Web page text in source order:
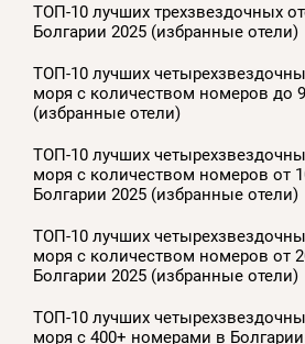
ТОП-10 лучших трехзвездочных
Болгарии 2025 (избранные отели)
ТОП-10 лучших
моря с количеством номеров до
(избранные отели)
ТОП-10 лучших
моря с количеством номеров от
Болгарии 2025 (избранные отели)
ТОП-10 лучших
моря с количеством номеров от
Болгарии 2025 (избранные отели)
ТОП-10 лучших
моря с 400+ номерами в